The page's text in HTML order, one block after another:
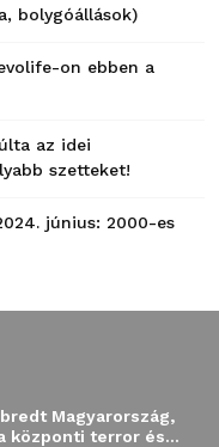
bolygóállások)
on ebben a
az idei
szetteket!
június: 2000-es
Magyarország,
központi terror és...